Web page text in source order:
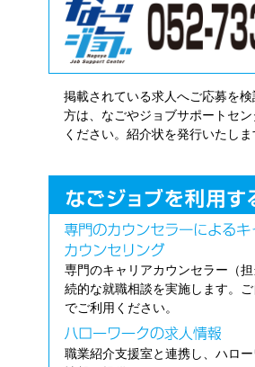
掲載されている求人へご応募を
方は、なごやジョブサポートセ
ください。紹介状を発行いたしま
専門のキャリアカウンセラー（
続的な就職相談を実施します。
でご利用ください。
職業紹介支援室と連携し、ハロ